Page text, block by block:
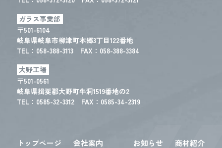
ガラス事業部
〒501-6104
岐阜県岐阜市柳津町本郷3丁目122番地
TEL： 058-388-3113
FAX：058-388-3384
大野工場
〒501-0561
岐阜県揖斐郡大野町牛洞1519番地の2
TEL： 0585-32-3312 FAX：0585-34-2319
トップページ 会社案内 お知らせ 商材紹介